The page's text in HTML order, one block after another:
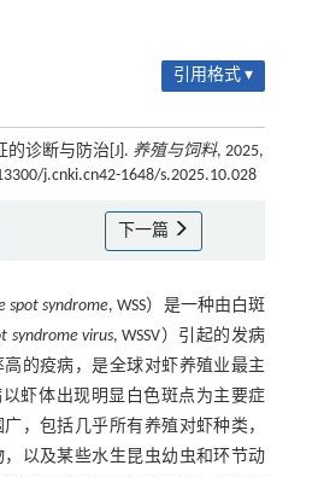
引用格式 ▾
的诊断与防治[J]. 养殖与饲料, 2025,
j.cnki.cn42-1648/s.2025.10.028
下一篇
spot syndrome, WSS）是一种由白斑
syndrome virus, WSSV）引起的发病
的疫病，是全球对虾养殖业最主
虾体出现明显白色斑点为主要症
，包括几乎所有养殖对虾种类，
以及某些水生昆虫幼虫和环节动